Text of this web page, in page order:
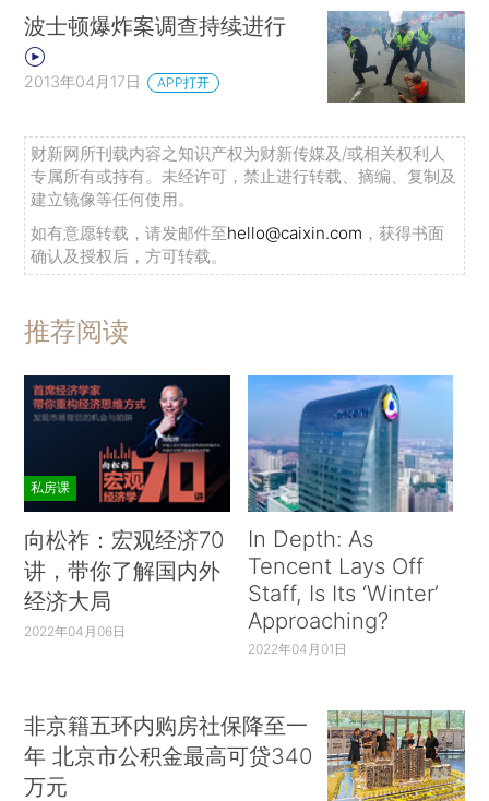
波士顿爆炸案调查持续进行
2013年04月17日 APP打开
财新网所刊载内容之知识产权为财新传媒及/或相关权利人
专属所有或持有。未经许可，禁止进行转载、摘编、复制及
建立镜像等任何使用。
如有意愿转载，请发邮件至hello@caixin.com ，获得书面
确认及授权后，方可转载。
推荐阅读
私房课
向松祚：宏观经济70
讲，带你了解国内外
经济大局
2022年04月06日
In Depth: As
Tencent Lays Off
Staff, Is Its ‘Winter’
Approaching?
2022年04月01日
非京籍五环内购房社保降至一
年 北京市公积金最高可贷340
万元